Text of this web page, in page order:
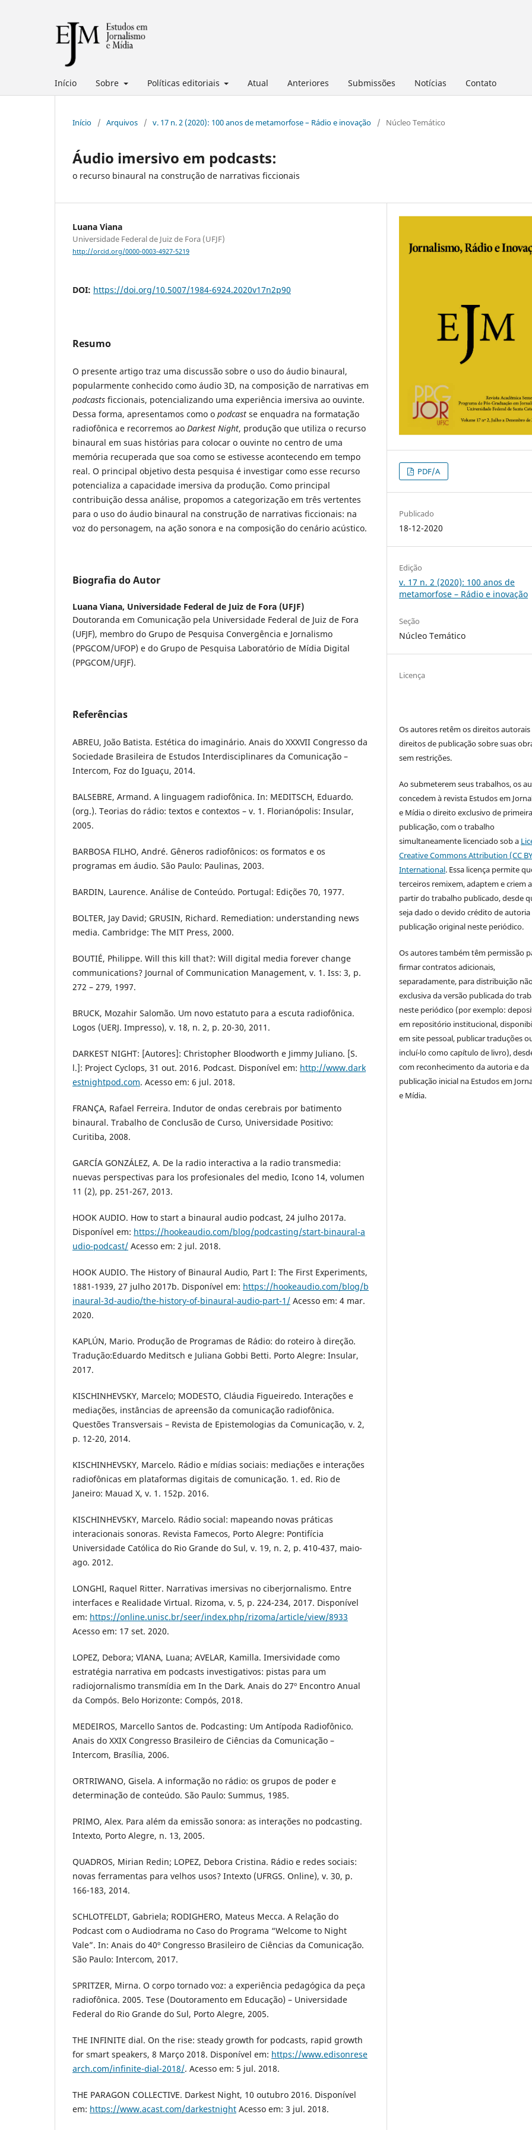
Início Sobre Políticas editoriais Atual Anteriores Submissões Notícias Contato
Início / Arquivos / v. 17 n. 2 (2020): 100 anos de metamorfose – Rádio e inovação / Núcleo Temático
Áudio imersivo em podcasts:
o recurso binaural na construção de narrativas ficcionais
Luana Viana
Universidade Federal de Juiz de Fora (UFJF)
http://orcid.org/0000-0003-4927-5219
DOI: https://doi.org/10.5007/1984-6924.2020v17n2p90
Resumo
O presente artigo traz uma discussão sobre o uso do áudio binaural,
popularmente conhecido como áudio 3D, na composição de narrativas em
podcasts ficcionais, potencializando uma experiência imersiva ao ouvinte.
Dessa forma, apresentamos como o podcast se enquadra na formatação
radiofônica e recorremos ao Darkest Night, produção que utiliza o recurso
binaural em suas histórias para colocar o ouvinte no centro de uma
memória recuperada que soa como se estivesse acontecendo em tempo
real. O principal objetivo desta pesquisa é investigar como esse recurso
potencializa a capacidade imersiva da produção. Como principal
contribuição dessa análise, propomos a categorização em três vertentes
para o uso do áudio binaural na construção de narrativas ficcionais: na
voz do personagem, na ação sonora e na composição do cenário acústico.
Biografia do Autor
Luana Viana, Universidade Federal de Juiz de Fora (UFJF)
Doutoranda em Comunicação pela Universidade Federal de Juiz de Fora
(UFJF), membro do Grupo de Pesquisa Convergência e Jornalismo
(PPGCOM/UFOP) e do Grupo de Pesquisa Laboratório de Mídia Digital
(PPGCOM/UFJF).
Referências
ABREU, João Batista. Estética do imaginário. Anais do XXXVII Congresso da
Sociedade Brasileira de Estudos Interdisciplinares da Comunicação –
Intercom, Foz do Iguaçu, 2014.
BALSEBRE, Armand. A linguagem radiofônica. In: MEDITSCH, Eduardo.
(org.). Teorias do rádio: textos e contextos – v. 1. Florianópolis: Insular,
2005.
BARBOSA FILHO, André. Gêneros radiofônicos: os formatos e os
programas em áudio. São Paulo: Paulinas, 2003.
BARDIN, Laurence. Análise de Conteúdo. Portugal: Edições 70, 1977.
BOLTER, Jay David; GRUSIN, Richard. Remediation: understanding news
media. Cambridge: The MIT Press, 2000.
BOUTIÉ, Philippe. Will this kill that?: Will digital media forever change
communications? Journal of Communication Management, v. 1. Iss: 3, p.
272 – 279, 1997.
BRUCK, Mozahir Salomão. Um novo estatuto para a escuta radiofônica.
Logos (UERJ. Impresso), v. 18, n. 2, p. 20-30, 2011.
DARKEST NIGHT: [Autores]: Christopher Bloodworth e Jimmy Juliano. [S.
l.]: Project Cyclops, 31 out. 2016. Podcast. Disponível em: http://www.dark
estnightpod.com. Acesso em: 6 jul. 2018.
FRANÇA, Rafael Ferreira. Indutor de ondas cerebrais por batimento
binaural. Trabalho de Conclusão de Curso, Universidade Positivo:
Curitiba, 2008.
GARCÍA GONZÁLEZ, A. De la radio interactiva a la radio transmedia:
nuevas perspectivas para los profesionales del medio, Icono 14, volumen
11 (2), pp. 251-267, 2013.
HOOK AUDIO. How to start a binaural audio podcast, 24 julho 2017a.
Disponível em: https://hookeaudio.com/blog/podcasting/start-binaural-a
udio-podcast/ Acesso em: 2 jul. 2018.
HOOK AUDIO. The History of Binaural Audio, Part I: The First Experiments,
1881-1939, 27 julho 2017b. Disponível em: https://hookeaudio.com/blog/b
inaural-3d-audio/the-history-of-binaural-audio-part-1/ Acesso em: 4 mar.
2020.
KAPLÚN, Mario. Produção de Programas de Rádio: do roteiro à direção.
Tradução:Eduardo Meditsch e Juliana Gobbi Betti. Porto Alegre: Insular,
2017.
KISCHINHEVSKY, Marcelo; MODESTO, Cláudia Figueiredo. Interações e
mediações, instâncias de apreensão da comunicação radiofônica.
Questões Transversais – Revista de Epistemologias da Comunicação, v. 2,
p. 12-20, 2014.
KISCHINHEVSKY, Marcelo. Rádio e mídias sociais: mediações e interações
radiofônicas em plataformas digitais de comunicação. 1. ed. Rio de
Janeiro: Mauad X, v. 1. 152p. 2016.
KISCHINHEVSKY, Marcelo. Rádio social: mapeando novas práticas
interacionais sonoras. Revista Famecos, Porto Alegre: Pontifícia
Universidade Católica do Rio Grande do Sul, v. 19, n. 2, p. 410-437, maio-
ago. 2012.
LONGHI, Raquel Ritter. Narrativas imersivas no ciberjornalismo. Entre
interfaces e Realidade Virtual. Rizoma, v. 5, p. 224-234, 2017. Disponível
em: https://online.unisc.br/seer/index.php/rizoma/article/view/8933
Acesso em: 17 set. 2020.
LOPEZ, Debora; VIANA, Luana; AVELAR, Kamilla. Imersividade como
estratégia narrativa em podcasts investigativos: pistas para um
radiojornalismo transmídia em In the Dark. Anais do 27º Encontro Anual
da Compós. Belo Horizonte: Compós, 2018.
MEDEIROS, Marcello Santos de. Podcasting: Um Antípoda Radiofônico.
Anais do XXIX Congresso Brasileiro de Ciências da Comunicação –
Intercom, Brasília, 2006.
ORTRIWANO, Gisela. A informação no rádio: os grupos de poder e
determinação de conteúdo. São Paulo: Summus, 1985.
PRIMO, Alex. Para além da emissão sonora: as interações no podcasting.
Intexto, Porto Alegre, n. 13, 2005.
QUADROS, Mirian Redin; LOPEZ, Debora Cristina. Rádio e redes sociais:
novas ferramentas para velhos usos? Intexto (UFRGS. Online), v. 30, p.
166-183, 2014.
SCHLOTFELDT, Gabriela; RODIGHERO, Mateus Mecca. A Relação do
Podcast com o Audiodrama no Caso do Programa “Welcome to Night
Vale”. In: Anais do 40º Congresso Brasileiro de Ciências da Comunicação.
São Paulo: Intercom, 2017.
SPRITZER, Mirna. O corpo tornado voz: a experiência pedagógica da peça
radiofônica. 2005. Tese (Doutoramento em Educação) – Universidade
Federal do Rio Grande do Sul, Porto Alegre, 2005.
THE INFINITE dial. On the rise: steady growth for podcasts, rapid growth
for smart speakers, 8 Março 2018. Disponível em: https://www.edisonrese
arch.com/infinite-dial-2018/. Acesso em: 5 jul. 2018.
THE PARAGON COLLECTIVE. Darkest Night, 10 outubro 2016. Disponível
em: https://www.acast.com/darkestnight Acesso em: 3 jul. 2018.
PDF/A
Publicado
18-12-2020
Edição
v. 17 n. 2 (2020): 100 anos de
metamorfose – Rádio e inovação
Seção
Núcleo Temático
Licença
Os autores retêm os direitos autorais
direitos de publicação sobre suas
sem restrições.
Ao submeterem seus trabalhos, os
concedem à revista Estudos em
e Mídia o direito exclusivo de primeira
publicação, com o trabalho
simultaneamente licenciado sob a
Creative Commons Attribution (CC
International. Essa licença permite
terceiros remixem, adaptem e criem a
partir do trabalho publicado, desde
seja dado o devido crédito de autoria
publicação original neste periódico.
Os autores também têm permissão
firmar contratos adicionais,
separadamente, para distribuição
exclusiva da versão publicada do
neste periódico (por exemplo:
em repositório institucional,
em site pessoal, publicar traduções
incluí-lo como capítulo de livro),
com reconhecimento da autoria e da
publicação inicial na Estudos em
e Mídia.